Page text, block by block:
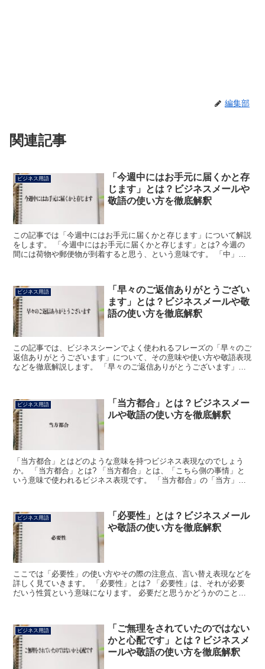
編集部
関連記事
ビジネス用語
「今週中にはお手元に届くかと存
じます」とは？ビジネスメールや
敬語の使い方を徹底解釈
この記事では「今週中にはお手元に届くかと存じます」について解説
をします。 「今週中にはお手元に届くかと存じます」とは? 今週の
間には荷物や郵便物が到着すると思う、という意味です。 「中」は
ビジネス用語
「早々のご返信ありがとうござい
ます」とは？ビジネスメールや敬
語の使い方を徹底解釈
この記事では、ビジネスシーンでよく使われるフレーズの「早々のご
返信ありがとうございます」について、その意味や使い方や敬語表現
などを徹底解説します。 「早々のご返信ありがとうございます」と
ビジネス用語
「当方都合」とは？ビジネスメー
ルや敬語の使い方を徹底解釈
「当方都合」とはどのような意味を持つビジネス表現なのでしょう
か。 「当方都合」とは? 「当方都合」とは、「こちら側の事情」と
いう意味で使われるビジネス表現です。 「当方都合」の「当方」と
ビジネス用語
「必要性」とは？ビジネスメール
や敬語の使い方を徹底解釈
ここでは「必要性」の使い方やその際の注意点、言い替え表現などを
詳しく見ていきます。 「必要性」とは? 「必要性」は、それが必要
だいう性質という意味になります。 必要だと思うかどうかのことだ
ビジネス用語
「ご無理をされていたのではない
かと心配です」とは？ビジネスメ
ールや敬語の使い方を徹底解釈